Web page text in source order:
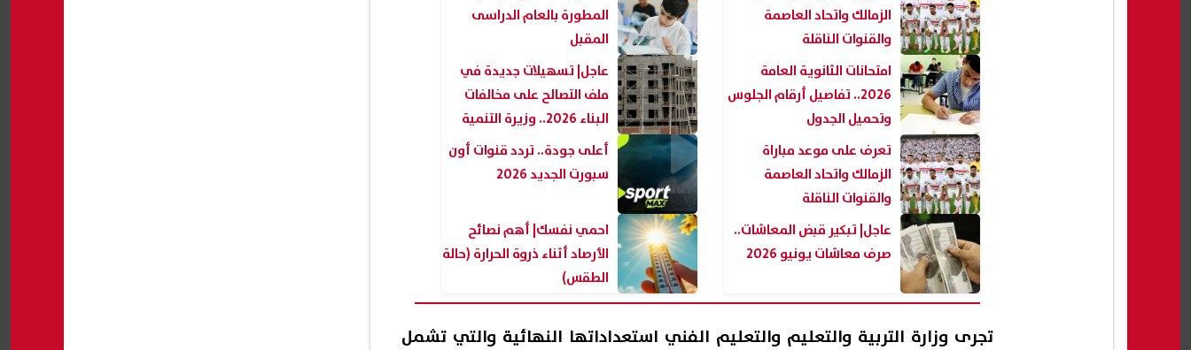
الزمالك واتحاد العاصمة
والقنوات الناقلة
المطورة بالعام الدراسى
المقبل
امتحانات الثانوية العامة
2026.. تفاصيل أرقام الجلوس
وتحميل الجدول
عاجل| تسهيلات جديدة في
ملف التصالح على مخالفات
البناء 2026.. وزيرة التنمية
المحلية تكشف التفاصيل
تعرف على موعد مباراة
الزمالك واتحاد العاصمة
والقنوات الناقلة
أعلى جودة.. تردد قنوات أون
سبورت الجديد 2026
عاجل| تبكير قبض المعاشات..
صرف معاشات يونيو 2026
احمي نفسك| أهم نصائح
الأرصاد أثناء ذروة الحرارة (حالة
الطقس)
تجرى وزارة التربية والتعليم والتعليم الفني استعداداتها النهائية والتي تشمل